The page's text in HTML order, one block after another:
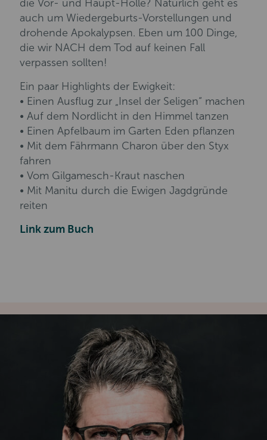
die Vor- und Haupt-Hölle? Natürlich geht es
auch um Wiedergeburts-Vorstellungen und
drohende Apokalypsen. Eben um 100 Dinge,
die wir NACH dem Tod auf keinen Fall
verpassen sollten!
Ein paar Highlights der Ewigkeit:
• Einen Ausflug zur „Insel der Seligen“ machen
• Auf dem Nordlicht in den Himmel tanzen
• Einen Apfelbaum im Garten Eden pflanzen
• Mit dem Fährmann Charon über den Styx
fahren
• Vom Gilgamesch-Kraut naschen
• Mit Manitu durch die Ewigen Jagdgründe
reiten
Link zum Buch